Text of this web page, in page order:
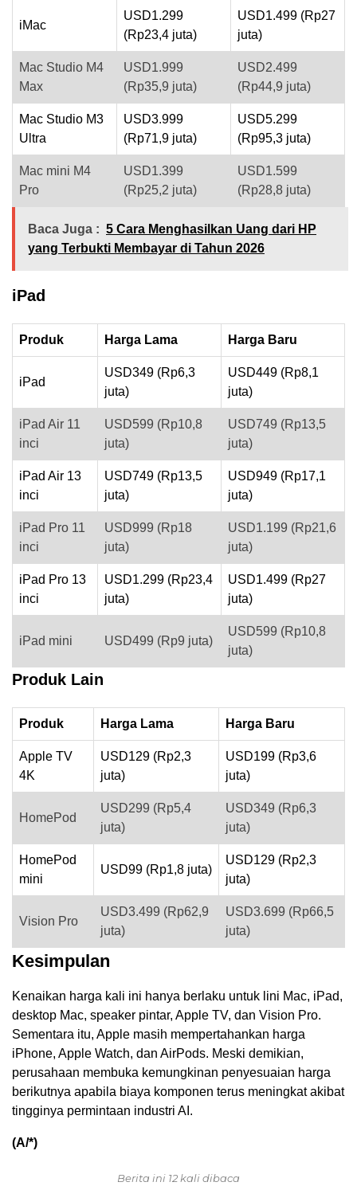
iMac
USD1.299
(Rp23,4 juta)
USD1.499 (Rp27
juta)
Mac Studio M4
Max
USD1.999
(Rp35,9 juta)
USD2.499
(Rp44,9 juta)
Mac Studio M3
Ultra
USD3.999
(Rp71,9 juta)
USD5.299
(Rp95,3 juta)
Mac mini M4
Pro
USD1.399
(Rp25,2 juta)
USD1.599
(Rp28,8 juta)
Baca Juga : 5 Cara Menghasilkan Uang dari HP
yang Terbukti Membayar di Tahun 2026
iPad
Produk Harga Lama Harga Baru
iPad
USD349 (Rp6,3
juta)
USD449 (Rp8,1
juta)
iPad Air 11
inci
USD599 (Rp10,8
juta)
USD749 (Rp13,5
juta)
iPad Air 13
inci
USD749 (Rp13,5
juta)
USD949 (Rp17,1
juta)
iPad Pro 11
inci
USD999 (Rp18
juta)
USD1.199 (Rp21,6
juta)
iPad Pro 13
inci
USD1.299 (Rp23,4
juta)
USD1.499 (Rp27
juta)
iPad mini USD499 (Rp9 juta)
USD599 (Rp10,8
juta)
Produk Lain
Produk Harga Lama Harga Baru
Apple TV
4K
USD129 (Rp2,3
juta)
USD199 (Rp3,6
juta)
HomePod
USD299 (Rp5,4
juta)
USD349 (Rp6,3
juta)
HomePod
mini
USD99 (Rp1,8 juta)
USD129 (Rp2,3
juta)
Vision Pro
USD3.499 (Rp62,9
juta)
USD3.699 (Rp66,5
juta)
Kesimpulan
Kenaikan harga kali ini hanya berlaku untuk lini Mac, iPad,
desktop Mac, speaker pintar, Apple TV, dan Vision Pro.
Sementara itu, Apple masih mempertahankan harga
iPhone, Apple Watch, dan AirPods. Meski demikian,
perusahaan membuka kemungkinan penyesuaian harga
berikutnya apabila biaya komponen terus meningkat akibat
tingginya permintaan industri AI.
(A/*)
Berita ini 12 kali dibaca